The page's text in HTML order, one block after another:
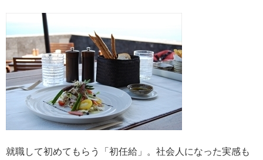
就職して初めてもらう「初任給」。社会人になった実感も